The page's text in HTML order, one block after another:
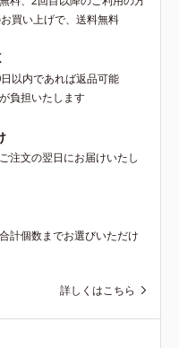
買い上げで、送料無料
以内であれば返品可能
負担いたします
注文の翌日にお届けいたし
計個数までお選びいただけ
詳しくはこちら